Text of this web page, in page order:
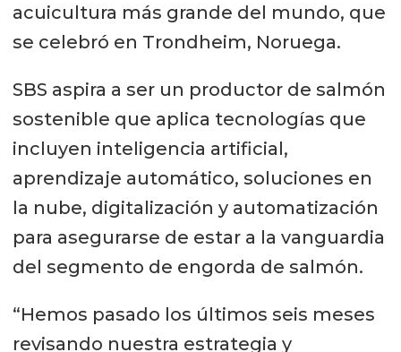
acuicultura más grande del mundo, que
se celebró en Trondheim, Noruega.
SBS aspira a ser un productor de salmón
sostenible que aplica tecnologías que
incluyen inteligencia artificial,
aprendizaje automático, soluciones en
la nube, digitalización y automatización
para asegurarse de estar a la vanguardia
del segmento de engorda de salmón.
“Hemos pasado los últimos seis meses
revisando nuestra estrategia y